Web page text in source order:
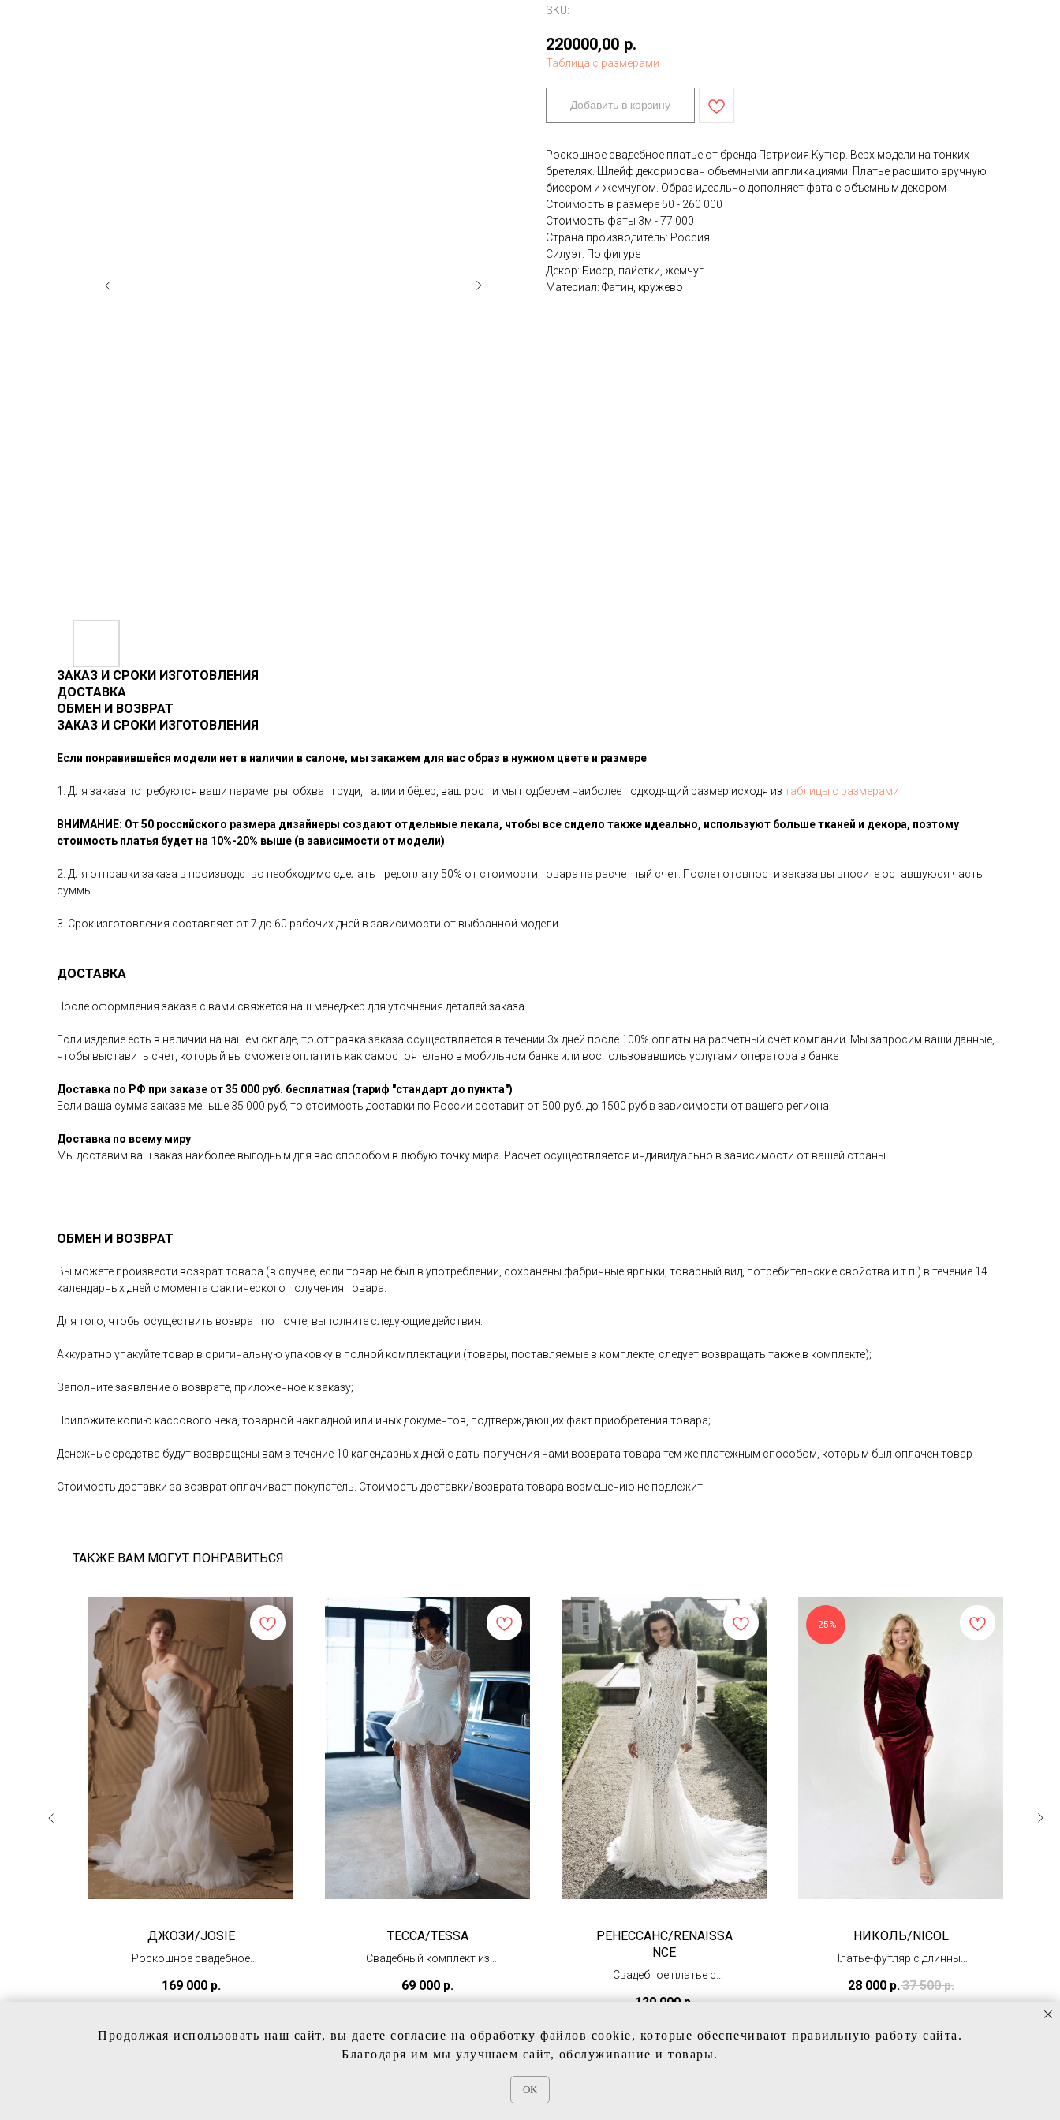
SKU:
220000,00 р.
Таблица с размерами
Добавить в корзину
Роскошное свадебное платье от бренда Патрисия Кутюр. Верх модели на тонких
бретелях. Шлейф декорирован объемными аппликациями. Платье расшито вручную
бисером и жемчугом. Образ идеально дополняет фата с объемным декором
Стоимость в размере 50 - 260 000
Стоимость фаты 3м - 77 000
Страна производитель: Россия
Силуэт: По фигуре
Декор: Бисер, пайетки, жемчуг
Материал: Фатин, кружево
ЗАКАЗ И СРОКИ ИЗГОТОВЛЕНИЯ
ДОСТАВКА
ОБМЕН И ВОЗВРАТ
ЗАКАЗ И СРОКИ ИЗГОТОВЛЕНИЯ
Если понравившейся модели нет в наличии в салоне, мы закажем для вас образ в нужном цвете и размере
1. Для заказа потребуются ваши параметры: обхват груди, талии и бёдер, ваш рост и мы подберем наиболее подходящий размер исходя из таблицы с размерами
ВНИМАНИЕ: От 50 российского размера дизайнеры создают отдельные лекала, чтобы все сидело также идеально, используют больше тканей и декора, поэтому
стоимость платья будет на 10%-20% выше (в зависимости от модели)
2. Для отправки заказа в производство необходимо сделать предоплату 50% от стоимости товара на расчетный счет. После готовности заказа вы вносите оставшуюся часть
суммы
3. Срок изготовления составляет от 7 до 60 рабочих дней в зависимости от выбранной модели
ДОСТАВКА
После оформления заказа с вами свяжется наш менеджер для уточнения деталей заказа
Если изделие есть в наличии на нашем складе, то отправка заказа осуществляется в течении 3х дней после 100% оплаты на расчетный счет компании. Мы запросим ваши данные,
чтобы выставить счет, который вы сможете оплатить как самостоятельно в мобильном банке или воспользовавшись услугами оператора в банке
Доставка по РФ при заказе от 35 000 руб. бесплатная (тариф "стандарт до пункта")
Если ваша сумма заказа меньше 35 000 руб, то стоимость доставки по России составит от 500 руб. до 1500 руб в зависимости от вашего региона
Доставка по всему миру
Мы доставим ваш заказ наиболее выгодным для вас способом в любую точку мира. Расчет осуществляется индивидуально в зависимости от вашей страны
ОБМЕН И ВОЗВРАТ
Вы можете произвести возврат товара (в случае, если товар не был в употреблении, сохранены фабричные ярлыки, товарный вид, потребительские свойства и т.п.) в течение 14
календарных дней с момента фактического получения товара.
Для того, чтобы осуществить возврат по почте, выполните следующие действия:
Аккуратно упакуйте товар в оригинальную упаковку в полной комплектации (товары, поставляемые в комплекте, следует возвращать также в комплекте);
Заполните заявление о возврате, приложенное к заказу;
Приложите копию кассового чека, товарной накладной или иных документов, подтверждающих факт приобретения товара;
Денежные средства будут возвращены вам в течение 10 календарных дней с даты получения нами возврата товара тем же платежным способом, которым был оплачен товар
Стоимость доставки за возврат оплачивает покупатель. Стоимость доставки/возврата товара возмещению не подлежит
ТАКЖЕ ВАМ МОГУТ ПОНРАВИТЬСЯ
ДЖОЗИ/JOSIE
Роскошное свадебное
(ожидаем в августе)
169 000 р.
ТЕССА/TESSA
Свадебный комплект из
корсета
69 000 р.
РЕНЕССАНС/RENAISSA
NCE
Свадебное платье с
120 000 р.
-25%
НИКОЛЬ/NICOL
Платье-футляр с длинным
(в наличии)
28 000 р.37 500 р.
Продолжая использовать наш сайт, вы даете согласие на обработку файлов cookie, которые обеспечивают правильную работу сайта.
Благодаря им мы улучшаем сайт, обслуживание и товары.
OK